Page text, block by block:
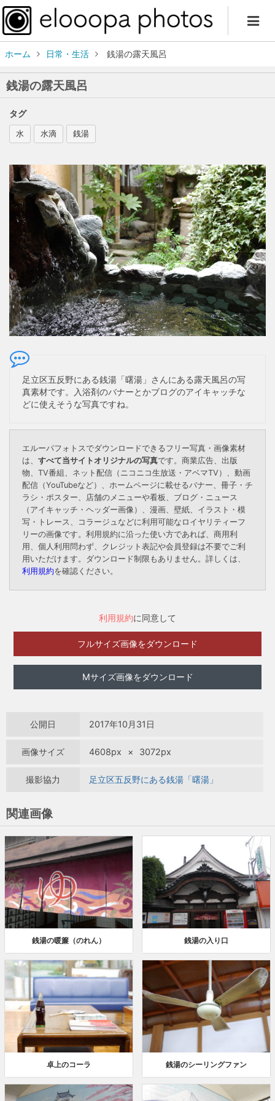
ホーム 日常・生活 銭湯の露天風呂
銭湯の露天風呂
タグ
水 水滴 銭湯
足立区五反野にある銭湯「曙湯」さんにある露天風呂の写
真素材です。入浴剤のバナーとかブログのアイキャッチな
どに使えそうな写真ですね。
エルーパフォトスでダウンロードできるフリー写真・画像素材
は、 すべて当サイトオリジナルの写真です。商業広告、出版
物、TV番組、ネット配信（ニコニコ生放送・アベマTV）、動画
配信（YouTubeなど）、ホームページに載せるバナー、冊子・チ
ラシ・ポスター、店舗のメニューや看板、ブログ・ニュース
（アイキャッチ・ヘッダー画像）、漫画、壁紙、イラスト・模
写・トレース、コラージュなどに利用可能なロイヤリティーフ
リーの画像です。利用規約に沿った使い方であれば、商用利
用、個人利用問わず、クレジット表記や会員登録は不要でご利
用いただけます。ダウンロード制限もありません。詳しくは、
利用規約を確認ください。
利用規約に同意して
フルサイズ画像をダウンロード
Mサイズ画像をダウンロード
公開日 2017年10月31日
画像サイズ 4608px × 3072px
撮影協力 足立区五反野にある銭湯「曙湯」
関連画像
銭湯の暖簾（のれん） 銭湯の入り口
卓上のコーラ 銭湯のシーリングファン